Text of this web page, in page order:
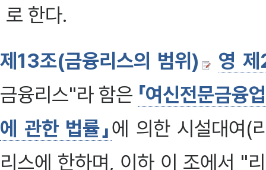
로 한다.
제13조(금융리스의 범위)
영
금융리스"라 함은 「여신전문금융
에 관한 법률」에 의한 시설대여(
리스에 한하며, 이하 이 조에서 "